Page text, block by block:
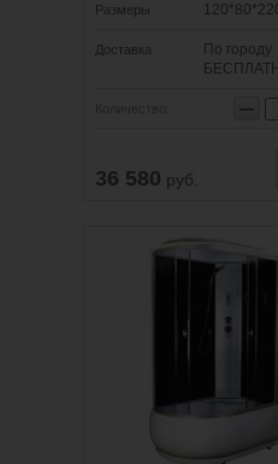
Размеры
Доставка
По городу
−
36 580 руб.